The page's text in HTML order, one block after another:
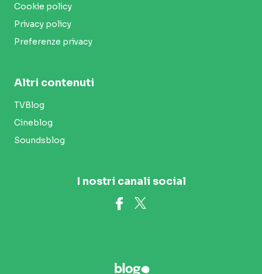
Cookie policy
Privacy policy
Preferenze privacy
Altri contenuti
TVBlog
Cineblog
Soundsblog
I nostri canali social